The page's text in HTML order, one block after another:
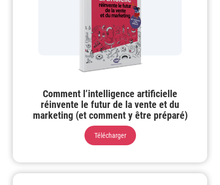
Comment l’intelligence artificielle
réinvente le futur de la vente et du
marketing (et comment y être préparé)
Télécharger